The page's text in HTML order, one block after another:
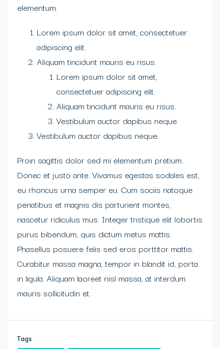
elementum.
Lorem ipsum dolor sit amet, consectetuer
adipiscing elit.
Aliquam tincidunt mauris eu risus.
Lorem ipsum dolor sit amet,
consectetuer adipiscing elit.
Aliquam tincidunt mauris eu risus.
Vestibulum auctor dapibus neque.
Vestibulum auctor dapibus neque.
Proin sagittis dolor sed mi elementum pretium.
Donec et justo ante. Vivamus egestas sodales est,
eu rhoncus urna semper eu. Cum sociis natoque
penatibus et magnis dis parturient montes,
nascetur ridiculus mus. Integer tristique elit lobortis
purus bibendum, quis dictum metus mattis.
Phasellus posuere felis sed eros porttitor mattis.
Curabitur massa magna, tempor in blandit id, porta
in ligula. Aliquam laoreet nisl massa, at interdum
mauris sollicitudin et.
Tags